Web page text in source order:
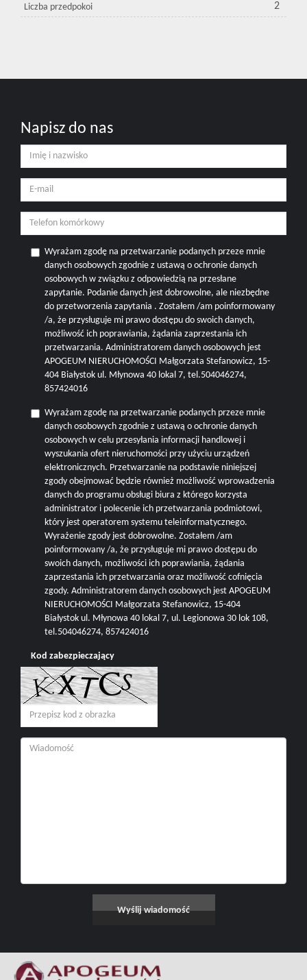
Liczba przedpokoi 2
Napisz do nas
Wyrażam zgodę na przetwarzanie podanych przeze mnie
danych osobowych zgodnie z ustawą o ochronie danych
osobowych w związku z odpowiedzią na przesłane
zapytanie. Podanie danych jest dobrowolne, ale niezbędne
do przetworzenia zapytania . Zostałem /am poinformowany
/a, że przysługuje mi prawo dostępu do swoich danych,
możliwość ich poprawiania, żądania zaprzestania ich
przetwarzania. Administratorem danych osobowych jest
APOGEUM NIERUCHOMOŚCI Małgorzata Stefanowicz, 15-
404 Białystok ul. Młynowa 40 lokal 7, tel.504046274,
857424016
Wyrażam zgodę na przetwarzanie podanych przeze mnie
danych osobowych zgodnie z ustawą o ochronie danych
osobowych w celu przesyłania informacji handlowej i
wyszukania ofert nieruchomości przy użyciu urządzeń
elektronicznych. Przetwarzanie na podstawie niniejszej
zgody obejmować będzie również możliwość wprowadzenia
danych do programu obsługi biura z którego korzysta
administrator i polecenie ich przetwarzania podmiotowi,
który jest operatorem systemu teleinformatycznego.
Wyrażenie zgody jest dobrowolne. Zostałem /am
poinformowany /a, że przysługuje mi prawo dostępu do
swoich danych, możliwości ich poprawiania, żądania
zaprzestania ich przetwarzania oraz możliwość cofnięcia
zgody. Administratorem danych osobowych jest APOGEUM
NIERUCHOMOŚCI Małgorzata Stefanowicz, 15-404
Białystok ul. Młynowa 40 lokal 7, ul. Legionowa 30 lok 108,
tel.504046274, 857424016
Kod zabezpieczający